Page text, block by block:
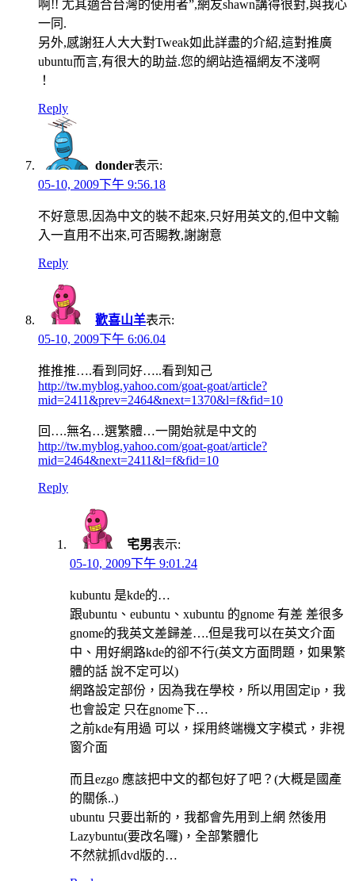
啊!! 尤其適合台灣的使用者”,網友shawn講得很對,與我心
一同.
另外,感謝狂人大大對Tweak如此詳盡的介紹,這對推廣
ubuntu而言,有很大的助益.您的網站造福網友不淺啊
！
Reply
donder表示:
05-10, 2009下午 9:56.18
不好意思,因為中文的裝不起來,只好用英文的,但中文輸
入一直用不出來,可否賜教,謝謝意
Reply
歡喜山羊表示:
05-10, 2009下午 6:06.04
推推推….看到同好…..看到知己
http://tw.myblog.yahoo.com/goat-goat/article?
mid=2411&prev=2464&next=1370&l=f&fid=10
回….無名…選繁體…一開始就是中文的
http://tw.myblog.yahoo.com/goat-goat/article?
mid=2464&next=2411&l=f&fid=10
Reply
宅男表示:
05-10, 2009下午 9:01.24
kubuntu 是kde的…
跟ubuntu、eubuntu、xubuntu 的gnome 有差 差很多
gnome的我英文差歸差….但是我可以在英文介面
中、用好網路kde的卻不行(英文方面問題，如果繁
體的話 說不定可以)
網路設定部份，因為我在學校，所以用固定ip，我
也會設定 只在gnome下…
之前kde有用過 可以，採用終端機文字模式，非視
窗介面
而且ezgo 應該把中文的都包好了吧？(大概是國產
的關係..)
ubuntu 只要出新的，我都會先用到上網 然後用
Lazybuntu(要改名囉)，全部繁體化
不然就抓dvd版的…